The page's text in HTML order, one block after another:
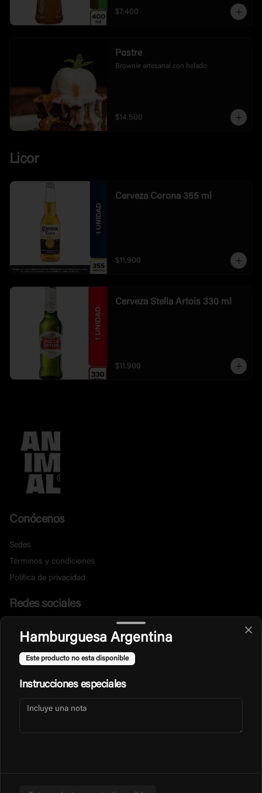
$7.400
Postre
Brownie artesanal con helado
$14.500
Licor
Cerveza Corona 355 ml
$11.900
Cerveza Stella Artois 330 ml
$11.900
Conócenos
Sedes
Términos y condiciones
Política de privacidad
Redes sociales
Instagram
Mi cuenta
Hamburguesa Argentina
Este producto no esta disponible
Instrucciones especiales